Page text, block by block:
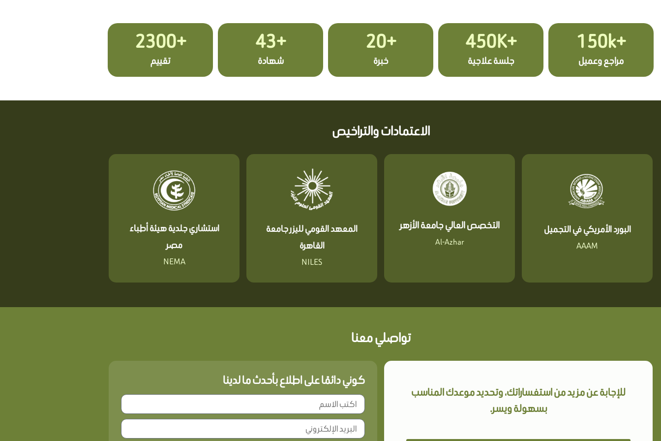
+150k
مراجع وعميل
+450K
جلسة علاجية
+20
خبرة
+43
شهادة
+2300
تقييم
الاعتمادات والتراخيص
البورد الأمريكي في التجميل
AAAM
التخصص العالي جامعة الأزهر
Al-Azhar
المعهد القومي لليزر جامعة
القاهرة
NILES
استشاري جلدية هيئة أطباء
مصر
NEMA
تواصلي معنا
للإجابة عن مزيد من استفساراتك، وتحديد موعدك المناسب
بسهولة ويسر.
كوني دائمًا على اطلاع بأحدث ما لدينا